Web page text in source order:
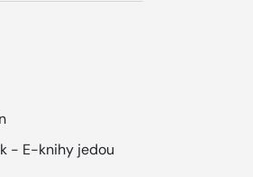
- E-knihy jedou